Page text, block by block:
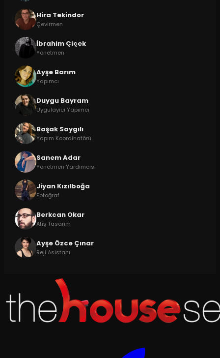
Hira Tekindor
Çevirmen
İbrahim Çiçek
Yönetmen
Ayşe Barım
Yapımcı
Duygu Bayram
Uygulayıcı Yapımcı
Başak Saygılı
Yapım Koordinatörü
Sanem Adar
Yönetmen Yardımcısı
Jiyan Kızılboğa
Fotoğraf
Berkcan Okar
Afiş Tasarım
Ayşe Özce Çınar
Reji Asistanı